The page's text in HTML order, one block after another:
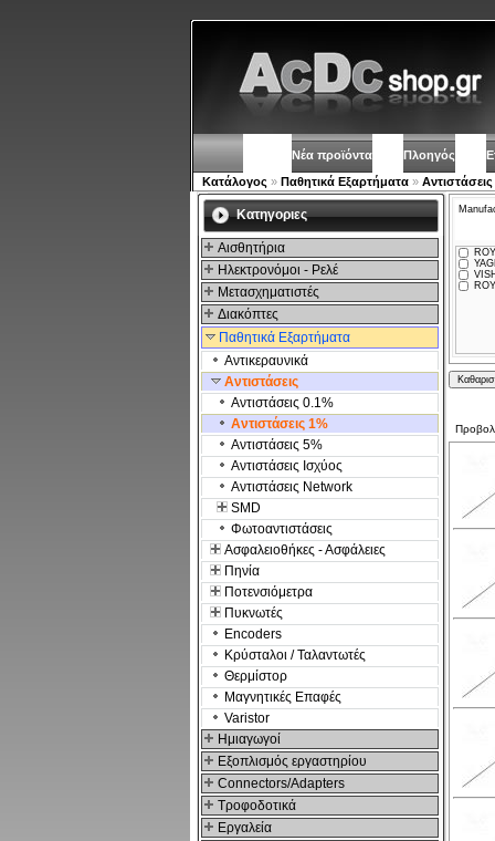
Νέα προϊόντα Πλοηγός
Κατάλογος » Παθητικά Εξαρτήματα » Αντιστάσεις
Kατηγοριες
Αισθητήρια
Ηλεκτρονόμοι - Ρελέ
Μετασχηματιστές
Διακόπτες
Παθητικά Εξαρτήματα
Αντικεραυνικά
Αντιστάσεις
Αντιστάσεις 0.1%
Αντιστάσεις 1%
Αντιστάσεις 5%
Αντιστάσεις Ισχύος
Αντιστάσεις Network
SMD
Φωτοαντιστάσεις
Ασφαλειοθήκες - Ασφάλειες
Πηνία
Ποτενσιόμετρα
Πυκνωτές
Encoders
Κρύσταλοι / Ταλαντωτές
Θερμίστορ
Μαγνητικές Επαφές
Varistor
Hμιαγωγοί
Εξοπλισμός εργαστηρίου
Connectors/Adapters
Τροφοδοτικά
Εργαλεία